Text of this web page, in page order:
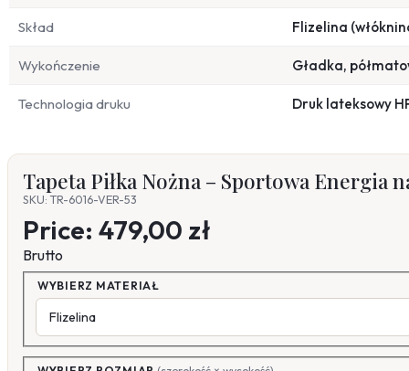
Skład Flizelina
Wykończenie Gładka,
Technologia druku Druk lateksowy
Tapeta Piłka Nożna – Sportowa Energia
SKU: TR-6016-VER-53
Price: 479,00 zł
Brutto
WYBIERZ MATERIAŁ